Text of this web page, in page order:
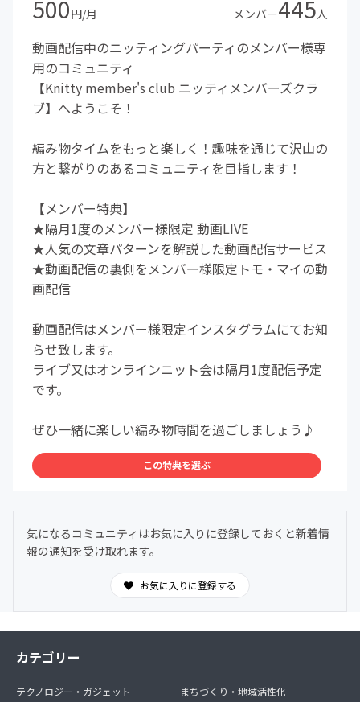
500円/月 メンバー445人
動画配信中のニッティングパーティのメンバー様専
用のコミュニティ
【Knitty member's club ニッティメンバーズクラ
ブ】へようこそ！
編み物タイムをもっと楽しく！趣味を通じて沢山の
方と繋がりのあるコミュニティを目指します！
【メンバー特典】
★隔月1度のメンバー様限定 動画LIVE
★人気の文章パターンを解説した動画配信サービス
★動画配信の裏側をメンバー様限定トモ・マイの動
画配信
動画配信はメンバー様限定インスタグラムにてお知
らせ致します。
ライブ又はオンラインニット会は隔月1度配信予定
です。
ぜひ一緒に楽しい編み物時間を過ごしましょう♪
この特典を選ぶ
気になるコミュニティはお気に入りに登録しておくと新着情
報の通知を受け取れます。
お気に入りに登録する
カテゴリー
テクノロジー・ガジェット
まちづくり・地域活性化